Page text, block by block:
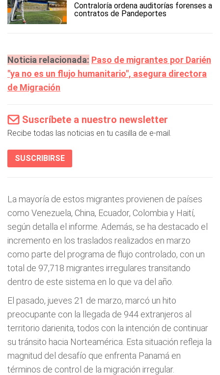
Contraloría ordena auditorías forenses a
contratos de Pandeportes
Noticia relacionada: Paso de migrantes por Darién
"ya no es un flujo humanitario", asegura directora
de Migración
Suscríbete a nuestro newsletter
Recibe todas las noticias en tu casilla de e-mail.
SUSCRIBIRSE
La mayoría de estos migrantes provienen de países
como Venezuela, China, Ecuador, Colombia y Haití,
según detalla el informe. Además, se ha destacado el
incremento en los traslados realizados en marzo
como parte del programa de flujo controlado, con un
total de 97,718 migrantes irregulares transitando
dentro de este sistema en lo que va del año.
El pasado, jueves 21 de marzo, marcó un hito
preocupante con la llegada de 944 extranjeros al
territorio darienita, todos con la intención de continuar
su tránsito hacia Norteamérica. Esta situación refleja la
magnitud del desafío que enfrenta Panamá en
términos de control de la migración irregular.